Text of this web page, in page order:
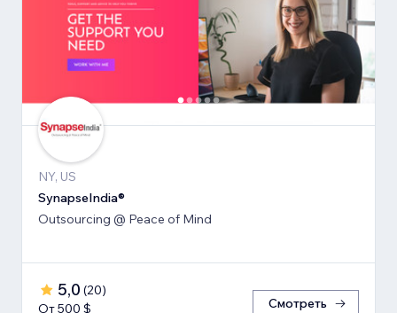
NY, US
SynapseIndia®
Outsourcing @ Peace of Mind
5,0 (20)
От 500 $
Смотреть